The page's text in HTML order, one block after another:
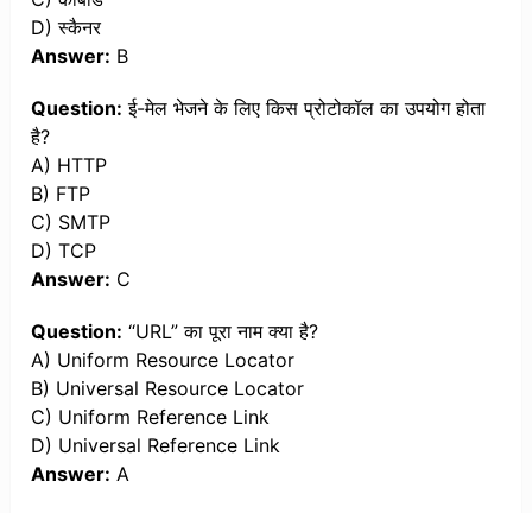
D) स्कैनर
Answer: B
Question: ई-मेल भेजने के लिए किस प्रोटोकॉल का उपयोग होता
है?
A) HTTP
B) FTP
C) SMTP
D) TCP
Answer: C
Question: “URL” का पूरा नाम क्या है?
A) Uniform Resource Locator
B) Universal Resource Locator
C) Uniform Reference Link
D) Universal Reference Link
Answer: A